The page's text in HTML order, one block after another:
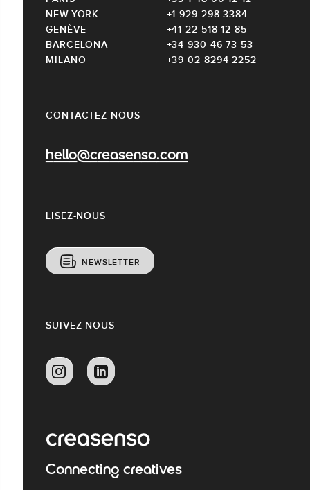
CONTACTEZ-NOUS
hello@creasenso.com
LISEZ-NOUS
NEWSLETTER
NEW-YORK
+1 929 298 3384
GENÈVE
+41 22 518 12 85
BARCELONA
+34 930 46 73 53
MILANO
+39 02 8294 2252
SUIVEZ-NOUS
Connecting creatives